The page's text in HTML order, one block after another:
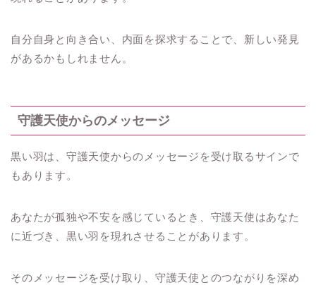
自分自身と向き合い、内面を探求することで、新しい発見
があるかもしれません。
守護天使からのメッセージ
黒い羽は、守護天使からのメッセージを受け取るサインで
もあります。
あなたが孤独や不安を感じているとき、守護天使はあなた
に近づき、黒い羽を現れさせることがあります。
そのメッセージを受け取り、守護天使とのつながりを深め